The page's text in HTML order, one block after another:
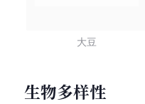
大豆
生物多样性